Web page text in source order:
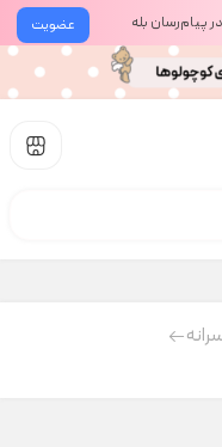
عضویت پیام‌رسان بله